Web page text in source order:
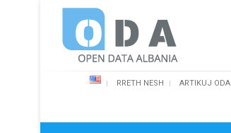
Open Data Albania
RRETH NESH ARTIKUJ ODA